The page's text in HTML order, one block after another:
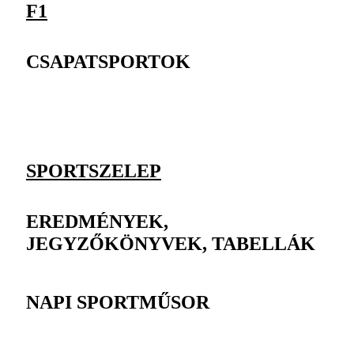
F1
CSAPATSPORTOK
SPORTSZELEP
EREDMÉNYEK,
JEGYZŐKÖNYVEK, TABELLÁK
NAPI SPORTMŰSOR